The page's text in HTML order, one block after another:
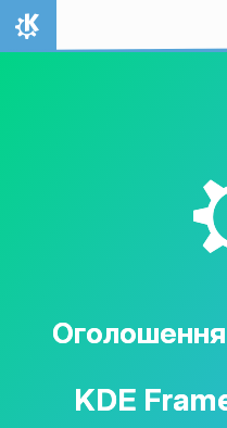
Перейти до вмісту
Домівка
KDE